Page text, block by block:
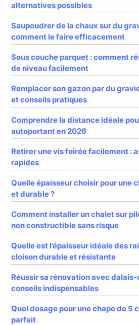
alternatives possibles
Saupoudrer de la chaux sur du
comment le faire efficacement
Sous couche parquet : comment
de niveau facilement
Remplacer son gazon par du
et conseils pratiques
Comprendre la distance idéale
autoportant en 2026
Retirer une vis foirée facilement :
rapides
Quelle épaisseur choisir pour une
et durable ?
Comment installer un chalet sur
non constructible sans risque
Quelle est l’épaisseur idéale des
cloison durable et résistante
Réussir sa rénovation avec
conseils indispensables
Quel dosage pour une chape de 5
parfait